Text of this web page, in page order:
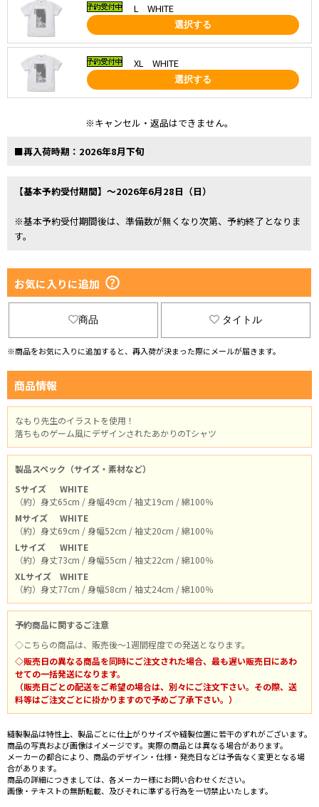
L WHITE
選択する
XL WHITE
選択する
※キャンセル・返品はできません。
■再入荷時期：2026年8月下旬
【基本予約受付期間】～2026年6月28日（日）
※基本予約受付期間後は、準備数が無くなり次第、予約終了となりま
す。
お気に入りに追加
商品 タイトル
※商品をお気に入りに追加すると、再入荷が決まった際にメールが届きます。
商品情報
なもり先生のイラストを使用！
落ちものゲーム風にデザインされたあかりのTシャツ
製品スペック（サイズ・素材など）
Sサイズ
WHITE
（約）身丈65cm / 身幅49cm / 袖丈19cm / 綿100％
Mサイズ
WHITE
（約）身丈69cm / 身幅52cm / 袖丈20cm / 綿100％
Lサイズ
WHITE
（約）身丈73cm / 身幅55cm / 袖丈22cm / 綿100％
XLサイズ
WHITE
（約）身丈77cm / 身幅58cm / 袖丈24cm / 綿100％
予約商品に関するご注意
◇こちらの商品は、販売後～1週間程度での発送となります。
◇販売日の異なる商品を同時にご注文された場合、最も遅い販売日にあわ
せての一括発送になります。
（販売日ごとの配送をご希望の場合は、別々にご注文下さい。その際、送
料等はご注文ごとに掛かりますので予めご了承下さい。）
縫製製品は特性上、製品ごとに仕上がりサイズや縫製位置に若干のずれがございます。
商品の写真および画像はイメージです。実際の商品とは異なる場合があります。
メーカーの都合により、商品のデザイン・仕様・発売日などは予告なく変更となる場
合があります。
商品の詳細につきましては、各メーカー様にお問い合わせください。
画像・テキストの無断転載、及びそれに準ずる行為を一切禁止いたします。